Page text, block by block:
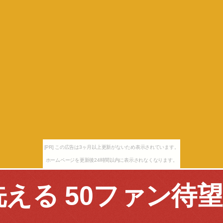
[PR] この広告は3ヶ月以上更新がないため表示されています。
ホームページを更新後24時間以内に表示されなくなります。
る 50ファン待